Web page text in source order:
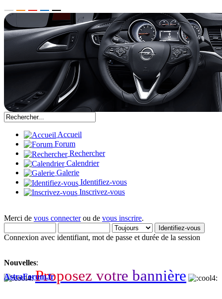
Accueil
Forum
Rechercher
Calendrier
Galerie
Identifiez-vous
Inscrivez-vous
Merci de vous connecterou de vous inscrire.
Connexion avec identifiant, mot de passe et durée de la session
Nouvelles:
Proposez votre bannière
AstraForum.fr